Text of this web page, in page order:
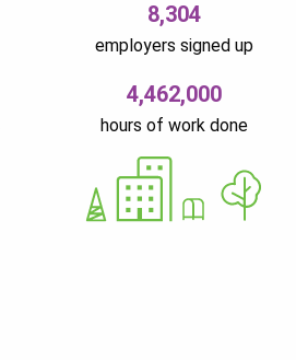
8,304
employers signed up
4,462,000
hours of work done